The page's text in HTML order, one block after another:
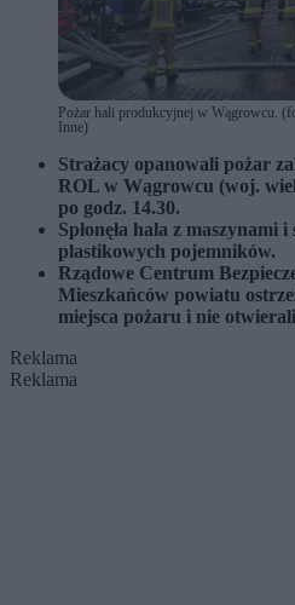
Pożar hali produkcyjnej w Wągrowcu.
Inne)
Strażacy opanowali pożar
ROL w Wągrowcu (woj.
po godz. 14.30.
Spłonęła hala z
plastikowych pojemników.
Rządowe Centrum
Mieszkańców powiatu
miejsca pożaru i nie
Reklama
Reklama